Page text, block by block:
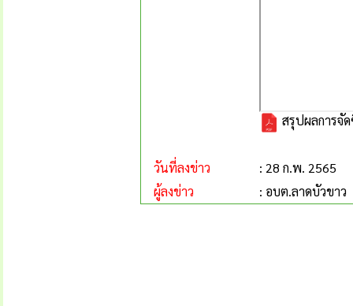
สรุปผลการจั
วันที่ลงข่าว
: 28 ก.พ. 2565
ผู้ลงข่าว
: อบต.ลาดบัวขาว